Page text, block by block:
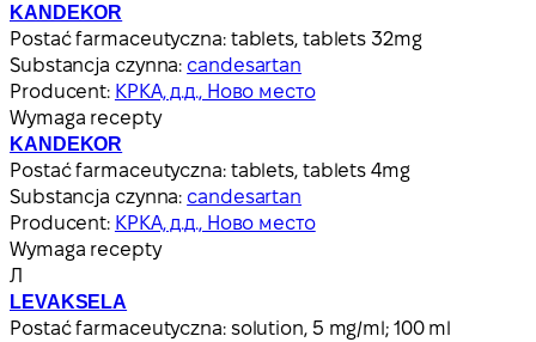
KANDEKOR
Postać farmaceutyczna: tablets, tablets 32mg
Substancja czynna: candesartan
Producent: КРКА, д.д., Ново место
Wymaga recepty
KANDEKOR
Postać farmaceutyczna: tablets, tablets 4mg
Substancja czynna: candesartan
Producent: КРКА, д.д., Ново место
Wymaga recepty
Л
LEVAKSELA
Postać farmaceutyczna: solution, 5 mg/ml; 100 ml